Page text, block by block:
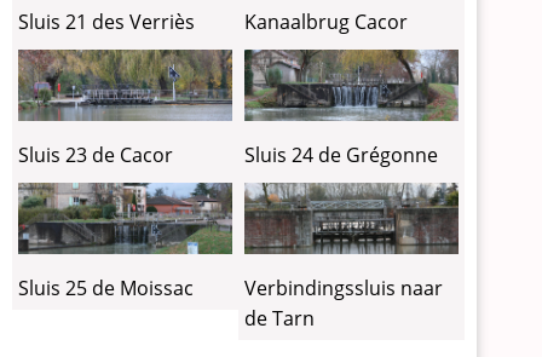
Sluis 21 des Verriès Kanaalbrug Cacor
Sluis 23 de Cacor Sluis 24 de Grégonne
Sluis 25 de Moissac
Verbindingssluis naar
de Tarn